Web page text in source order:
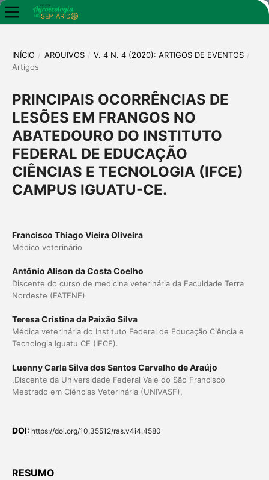
INÍCIO / ARQUIVOS / V. 4 N. 4 (2020): ARTIGOS DE EVENTOS /
Artigos
PRINCIPAIS OCORRÊNCIAS DE
LESÕES EM FRANGOS NO
ABATEDOURO DO INSTITUTO
FEDERAL DE EDUCAÇÃO
CIÊNCIAS E TECNOLOGIA (IFCE)
CAMPUS IGUATU-CE.
Francisco Thiago Vieira Oliveira
Médico veterinário
Antônio Alison da Costa Coelho
Discente do curso de medicina veterinária da Faculdade Terra
Nordeste (FATENE)
Teresa Cristina da Paixão Silva
Médica veterinária do Instituto Federal de Educação Ciência e
Tecnologia Iguatu CE (IFCE).
Luenny Carla Silva dos Santos Carvalho de Araújo
.Discente da Universidade Federal Vale do São Francisco
Mestrado em Ciências Veterinária (UNIVASF),
DOI: https://doi.org/10.35512/ras.v4i4.4580
RESUMO